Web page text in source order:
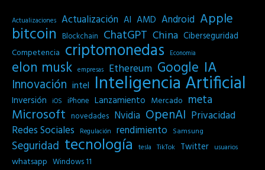
Actualizaciones Actualización AI AMD Android Apple
bitcoin Blockchain ChatGPT China Ciberseguridad
Competencia criptomonedas Economia
elon musk empresas Ethereum Google IA
Innovación intel Inteligencia Artificial
Inversión iOS iPhone Lanzamiento Mercado meta
Microsoft novedades Nvidia OpenAI Privacidad
Redes Sociales
Regulación rendimiento Samsung
Seguridad tecnología tesla TikTok Twitter usuarios
whatsapp Windows 11